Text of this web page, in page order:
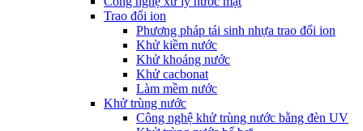
Trao đổi ion
Phương pháp tái sinh nhựa trao đổi ion
Khử kiềm nước
Khử khoáng nước
Khử cacbonat
Làm mềm nước
Khử trùng nước
Công nghệ khử trùng nước bằng đèn UV